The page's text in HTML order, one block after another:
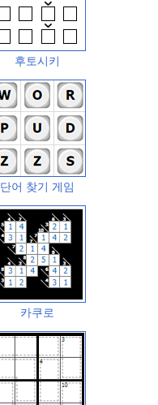
후토시키
단어 찾기 게임
카쿠로